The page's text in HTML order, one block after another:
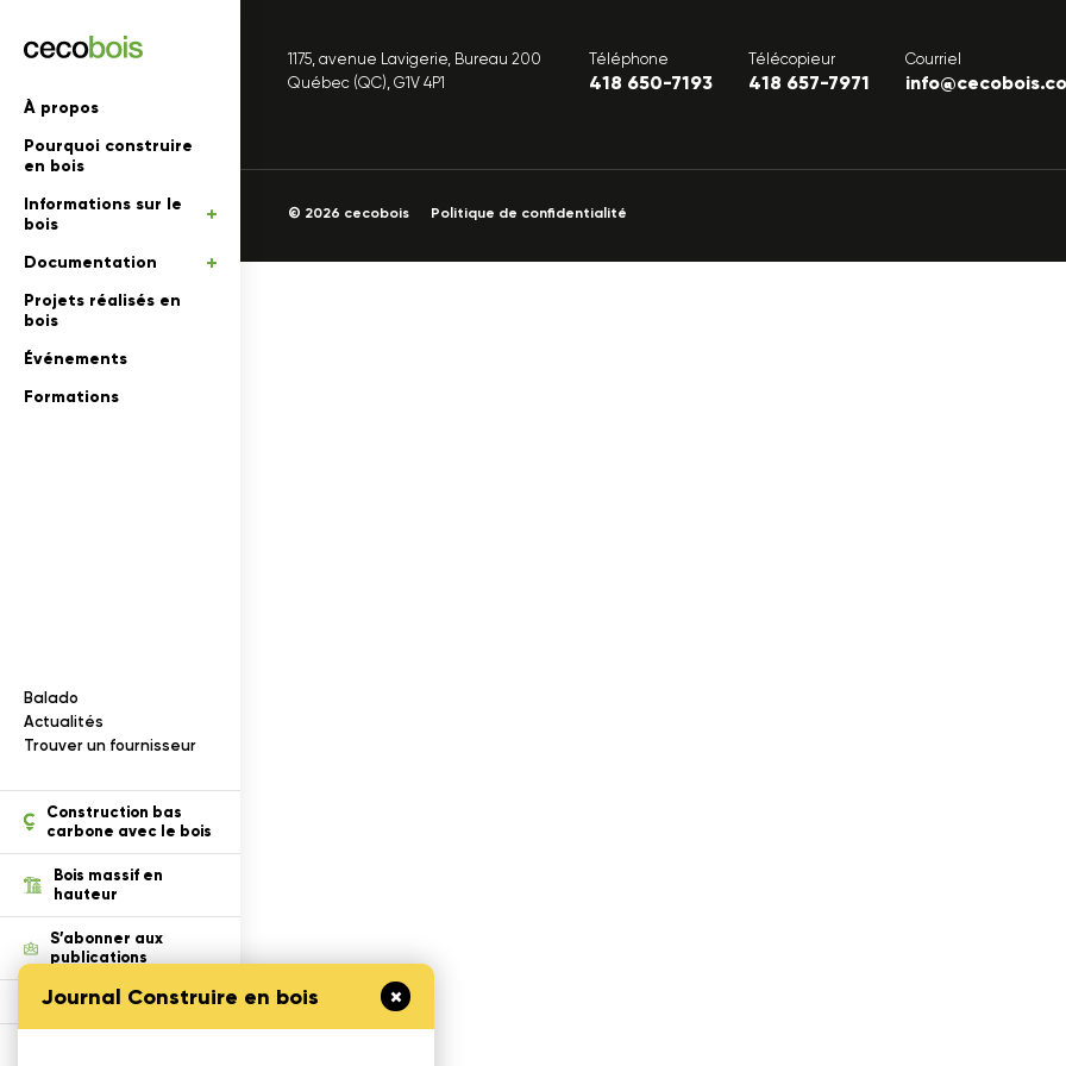
À propos
Pourquoi construire
en bois
Informations sur le
bois
Documentation
Projets réalisés en
bois
Événements
Formations
Balado
Actualités
Trouver un fournisseur
Construction bas
carbone avec le bois
Bois massif en
hauteur
S’abonner aux
publications
Défi Cecobois
Journal Construire en bois
des renseignements
s
en bois
dans un projet
Documentation
1175, avenue Lavigerie, Bureau 200
Québec (QC), G1V 4P1
Téléphone
418 650-7193
Télécopieur
418 657-7971
Courriel
© 2026 cecobois Politique de confidentialité